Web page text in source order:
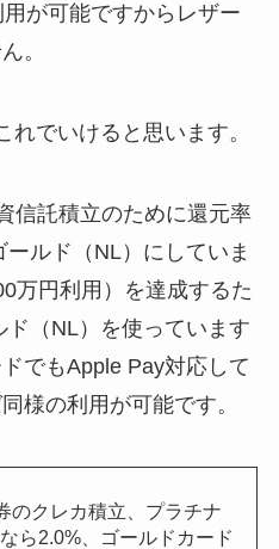
が可能ですからレザー
。
でいけると思います。
信託積立のために還元率
ルド（NL）にしていま
万円利用）を達成するた
（NL）を使っています
でもApple Pay対応して
様の利用が可能です。
のクレカ積立、プラチナ
ら2.0%、ゴールドカード